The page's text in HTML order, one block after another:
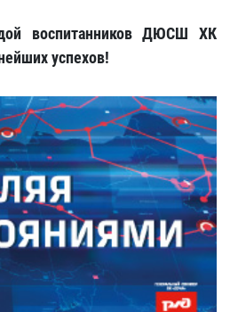
воспитанников ДЮСШ ХК
успехов!